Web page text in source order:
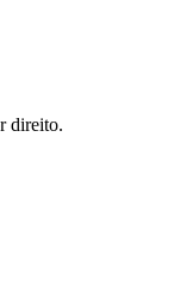
direito.